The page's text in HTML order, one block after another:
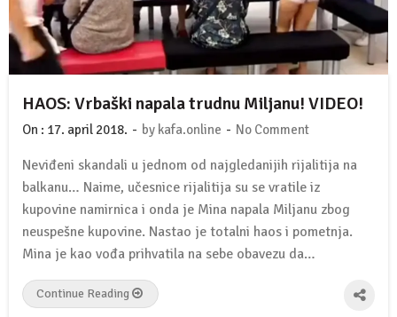
HAOS: Vrbaški napala trudnu Miljanu! VIDEO!
On : 17. april 2018. - by kafa.online - No Comment
Neviđeni skandali u jednom od najgledanijih rijalitija na
balkanu… Naime, učesnice rijalitija su se vratile iz
kupovine namirnica i onda je Mina napala Miljanu zbog
neuspešne kupovine. Nastao je totalni haos i pometnja.
Mina je kao vođa prihvatila na sebe obavezu da…
Continue Reading